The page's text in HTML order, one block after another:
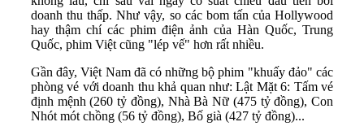
doanh thu thấp. Như vậy, so các bom tấn của Hollywood
hay thậm chí các phim điện ảnh của Hàn Quốc, Trung
Quốc, phim Việt cũng "lép vế" hơn rất nhiều.
Gần đây, Việt Nam đã có những bộ phim "khuấy đảo" các
phòng vé với doanh thu khả quan như: Lật Mặt 6: Tấm vé
định mệnh (260 tỷ đồng), Nhà Bà Nữ (475 tỷ đồng), Con
Nhót mót chồng (56 tỷ đồng), Bố già (427 tỷ đồng)...